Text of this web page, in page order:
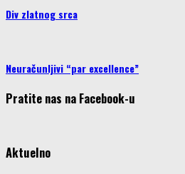
Div zlatnog srca
Neuračunljivi “par excellence”
Pratite nas na Facebook-u
Aktuelno